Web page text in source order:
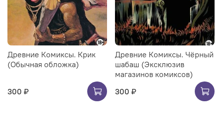
Древние Комиксы. Крик
(Обычная обложка)
300 ₽
Древние Комиксы. Чёрный
шабаш (Эксклюзив
магазинов комиксов)
300 ₽